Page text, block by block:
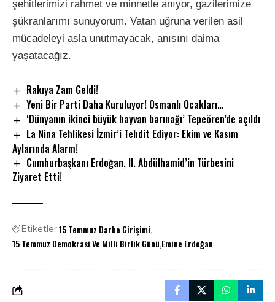
şehitlerimizi rahmet ve minnetle anıyor, gazilerimize
şükranlarımı sunuyorum. Vatan uğruna verilen asil
mücadeleyi asla unutmayacak, anısını daima
yaşatacağız.
Rakıya Zam Geldi!
Yeni Bir Parti Daha Kuruluyor! Osmanlı Ocakları…
‘Dünyanın ikinci büyük hayvan barınağı’ Tepeören’de açıldı
La Nina Tehlikesi İzmir’i Tehdit Ediyor: Ekim ve Kasım
Aylarında Alarm!
Cumhurbaşkanı Erdoğan, II. Abdülhamid’in Türbesini
Ziyaret Etti!
Etiketler15 Temmuz Darbe Girişimi
15 Temmuz Demokrasi Ve Milli Birlik Günü Emine Erdoğan